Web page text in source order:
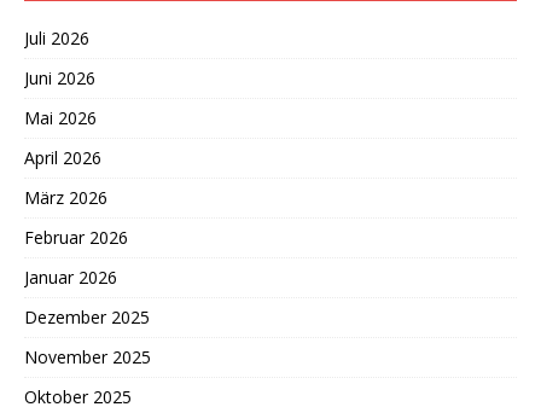
Juli 2026
Juni 2026
Mai 2026
April 2026
März 2026
Februar 2026
Januar 2026
Dezember 2025
November 2025
Oktober 2025